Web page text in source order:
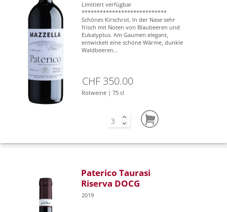
Limitiert verfügbar
****************************
Schönes Kirschrot. In der Nase sehr
frisch mit Noten von Blaubeeren und
Eukalyptus. Am Gaumen elegant,
entwickelt eine schöne Wärme, dunkle
Waldbeeren...
CHF 350.00
Rotweine | 75 cl
Paterico Taurasi
Riserva DOCG
2019